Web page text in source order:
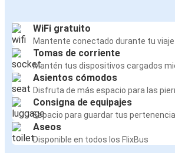
WiFi gratuito
Mantente conectado durante tu viaje
Tomas de corriente
Mantén tus dispositivos cargados
Asientos cómodos
Disfruta de más espacio para las
Consigna de equipajes
Espacio para guardar tus
Aseos
Disponible en todos los FlixBus